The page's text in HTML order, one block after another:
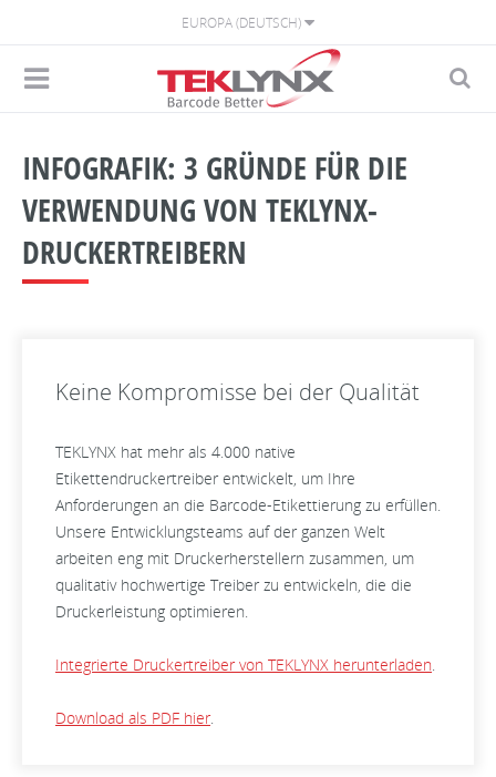
EUROPA (DEUTSCH)
INFOGRAFIK: 3 GRÜNDE FÜR DIE
VERWENDUNG VON TEKLYNX-
DRUCKERTREIBERN
Keine Kompromisse bei der Qualität
TEKLYNX hat mehr als 4.000 native
Etikettendruckertreiber entwickelt, um Ihre
Anforderungen an die Barcode-Etikettierung zu erfüllen.
Unsere Entwicklungsteams auf der ganzen Welt
arbeiten eng mit Druckerherstellern zusammen, um
qualitativ hochwertige Treiber zu entwickeln, die die
Druckerleistung optimieren.
Integrierte Druckertreiber von TEKLYNX herunterladen.
Download als PDF hier.